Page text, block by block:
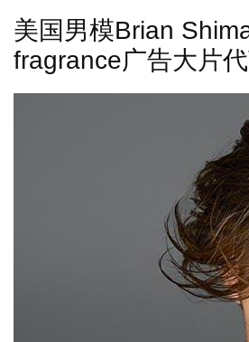
美国男模Brian
fragrance广告大片